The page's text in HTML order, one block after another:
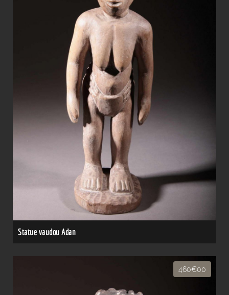
Statue vaudou Adan
460€00